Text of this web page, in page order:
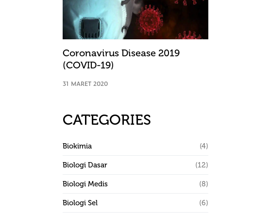
Coronavirus Disease 2019
(COVID-19)
31 MARET 2020
CATEGORIES
Biokimia (4)
Biologi Dasar (12)
Biologi Medis (8)
Biologi Sel (6)